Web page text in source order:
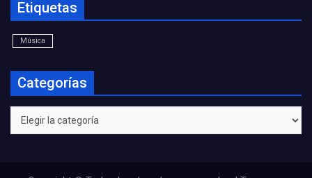
Etiquetas
Música
Categorías
Categorías